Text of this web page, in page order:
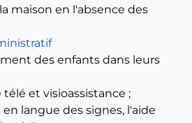
maison en l'absence des
des enfants dans leurs
télé et visioassistance ;
langue des signes, l'aide